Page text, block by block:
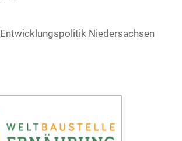
Niedersachsen